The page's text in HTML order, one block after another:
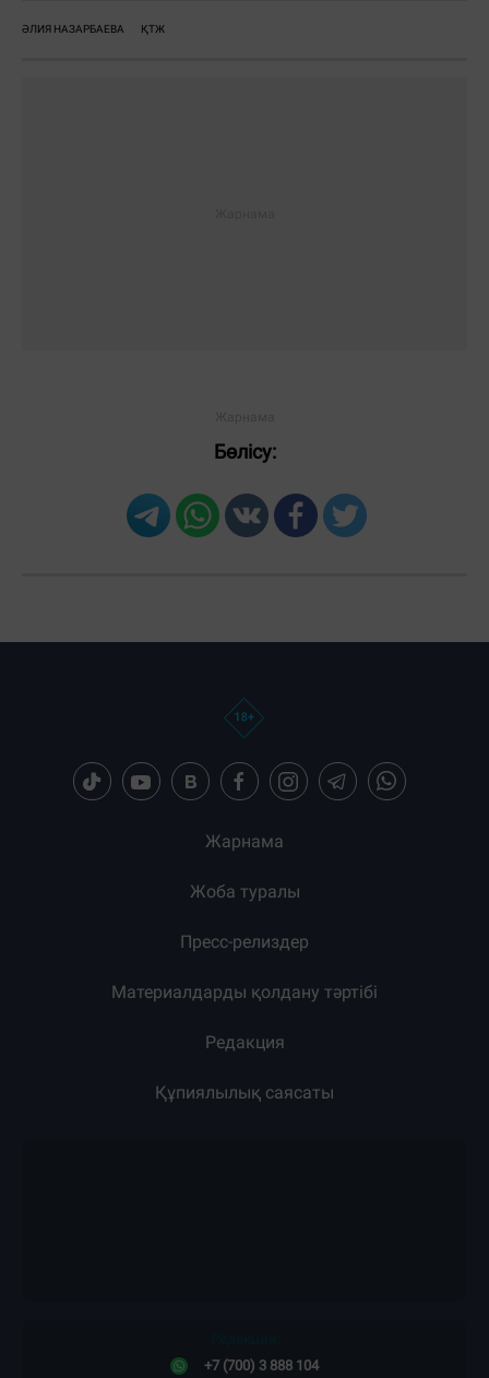
ӘЛИЯ НАЗАРБАЕВА ҚТЖ
Бөлісу:
Жарнама
Жоба туралы
Пресс-релиздер
Материалдарды қолдану тәртібі
Редакция
Құпиялылық саясаты
+7 (700) 3 888 104